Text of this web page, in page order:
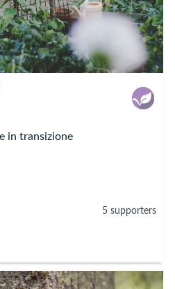
in transizione
5 supporters